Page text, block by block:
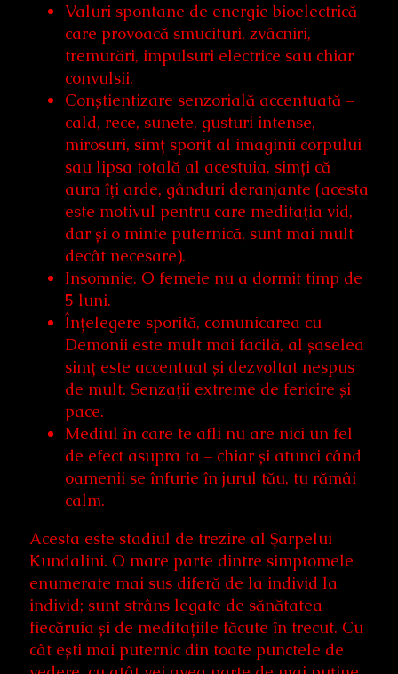
Valuri spontane de energie bioelectrică
care provoacă smucituri, zvâcniri,
tremurări, impulsuri electrice sau chiar
convulsii.
Conștientizare senzorială accentuată –
cald, rece, sunete, gusturi intense,
mirosuri, simț sporit al imaginii corpului
sau lipsa totală al acestuia, simți că
aura îți arde, gânduri deranjante (acesta
este motivul pentru care meditația vid,
dar și o minte puternică, sunt mai mult
decât necesare).
Insomnie. O femeie nu a dormit timp de
5 luni.
Înțelegere sporită, comunicarea cu
Demonii este mult mai facilă, al șaselea
simț este accentuat și dezvoltat nespus
de mult. Senzații extreme de fericire și
pace.
Mediul în care te afli nu are nici un fel
de efect asupra ta – chiar și atunci când
oamenii se înfurie în jurul tău, tu rămâi
calm.
Acesta este stadiul de trezire al Șarpelui
Kundalini. O mare parte dintre simptomele
enumerate mai sus diferă de la individ la
individ; sunt strâns legate de sănătatea
fiecăruia și de meditațiile făcute în trecut. Cu
cât ești mai puternic din toate punctele de